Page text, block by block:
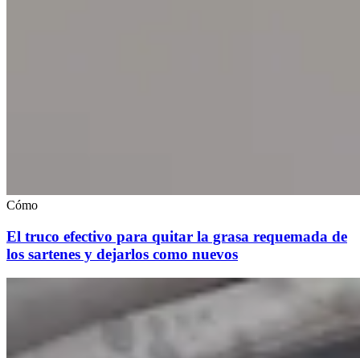
Cómo
El truco efectivo para quitar la grasa requemada de
los sartenes y dejarlos como nuevos